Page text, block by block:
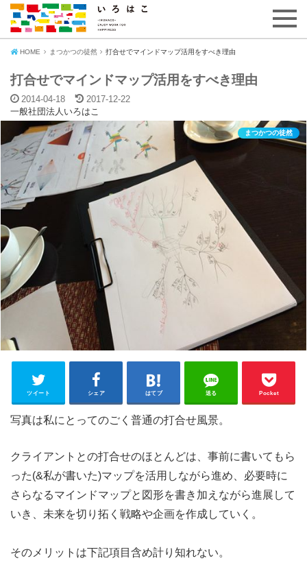
HOME まつかつの徒然 打合せでマインドマップ活用をすべき理由
打合せでマインドマップ活用をすべき理由
2014-04-18
2017-12-22
一般社団法人いろはこ
まつかつの徒然
ツイート シェア はてブ 送る Pocket
写真は私にとってのごく普通の打合せ風景。
クライアントとの打合せのほとんどは、事前に書いてもら
った(&私が書いた)マップを活用しながら進め、必要時に
さらなるマインドマップと図形を書き加えながら進展して
いき、未来を切り拓く戦略や企画を作成していく。
そのメリットは下記項目含め計り知れない。